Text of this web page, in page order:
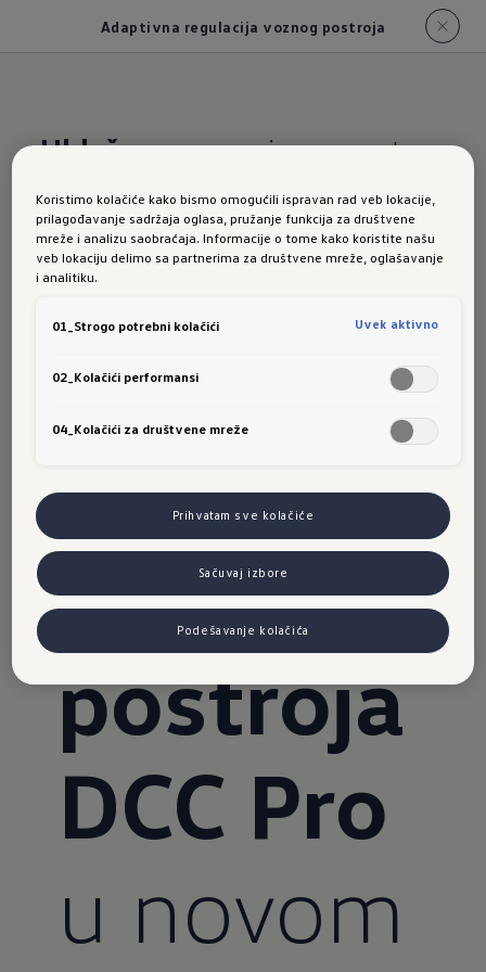
Adaptivna regulacija voznog postroja
Ublažavaneravnine na putu.
Adaptivn
a
regulacij
a voznog
postroja
DCC Pro
u novom
Koristimo kolačiće kako bismo omogućili ispravan rad veb lokacije,
prilagođavanje sadržaja oglasa, pružanje funkcija za društvene
mreže i analizu saobraćaja. Informacije o tome kako koristite našu
veb lokaciju delimo sa partnerima za društvene mreže, oglašavanje
i analitiku.
01_Strogo potrebni kolačići Uvek aktivno
02_Kolačići performansi
04_Kolačići za društvene mreže
Prihvatam sve kolačiće
Sačuvaj izbore
Podešavanje kolačića